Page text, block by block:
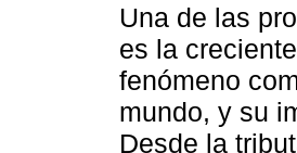
Una de las
es la
fenómeno
mundo, y su
Desde la